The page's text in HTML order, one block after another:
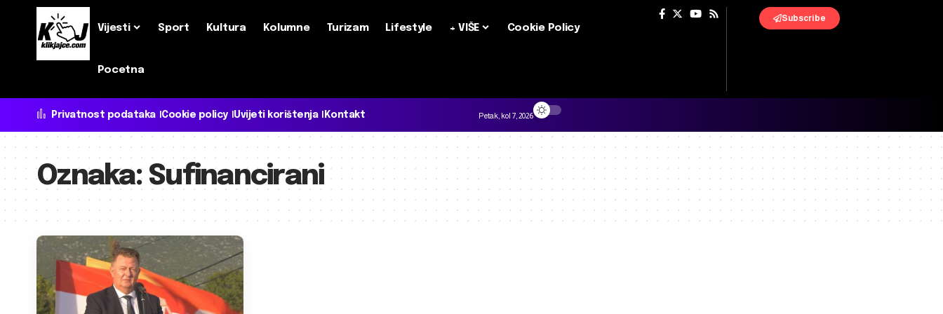
Vijesti Sport Kultura Kolumne Turizam Lifestyle + VIŠE Cookie Policy
Pocetna
Subscribe
Privatnost podataka Cookie policy Uvijeti korištenja Kontakt Petak, kol 7, 2026
Oznaka: Sufinancirani